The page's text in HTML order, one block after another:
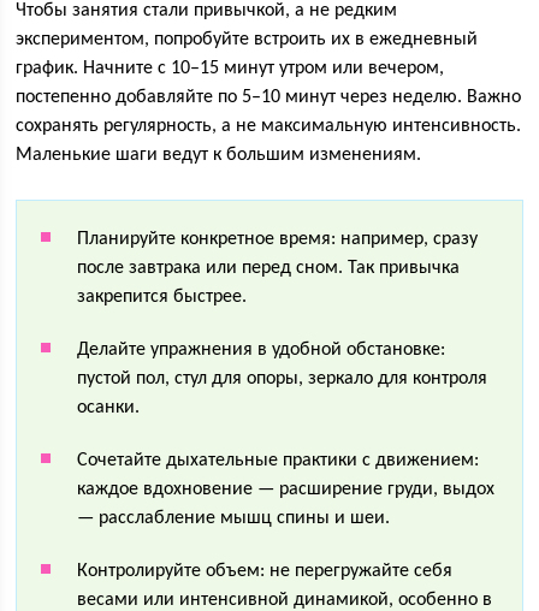
Чтобы занятия стали привычкой, а не редким
экспериментом, попробуйте встроить их в ежедневный
график. Начните с 10–15 минут утром или вечером,
постепенно добавляйте по 5–10 минут через неделю. Важно
сохранять регулярность, а не максимальную интенсивность.
Маленькие шаги ведут к большим изменениям.
Планируйте конкретное время: например, сразу
после завтрака или перед сном. Так привычка
закрепится быстрее.
Делайте упражнения в удобной обстановке:
пустой пол, стул для опоры, зеркало для контроля
осанки.
Сочетайте дыхательные практики с движением:
каждое вдохновение — расширение груди, выдох
— расслабление мышц спины и шеи.
Контролируйте объем: не перегружайте себя
весами или интенсивной динамикой, особенно в